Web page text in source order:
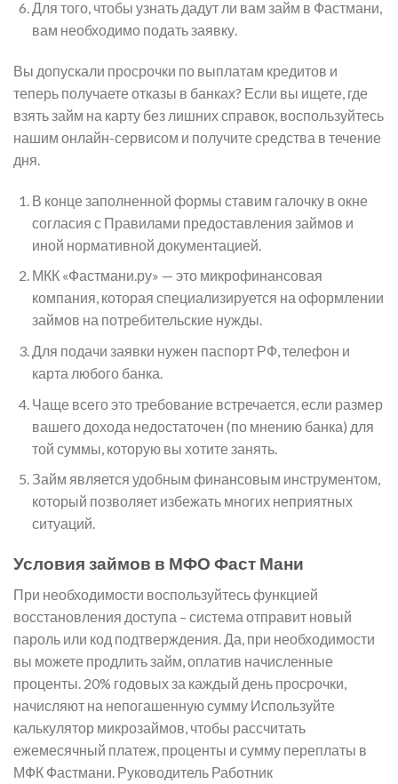
Для того, чтобы узнать дадут ли вам займ в Фастмани,
вам необходимо подать заявку.
Вы допускали просрочки по выплатам кредитов и
теперь получаете отказы в банках? Если вы ищете, где
взять займ на карту без лишних справок, воспользуйтесь
нашим онлайн-сервисом и получите средства в течение
дня.
В конце заполненной формы ставим галочку в окне
согласия с Правилами предоставления займов и
иной нормативной документацией.
МКК «Фастмани.ру» — это микрофинансовая
компания, которая специализируется на оформлении
займов на потребительские нужды.
Для подачи заявки нужен паспорт РФ, телефон и
карта любого банка.
Чаще всего это требование встречается, если размер
вашего дохода недостаточен (по мнению банка) для
той суммы, которую вы хотите занять.
Займ является удобным финансовым инструментом,
который позволяет избежать многих неприятных
ситуаций.
Условия займов в МФО Фаст Мани
При необходимости воспользуйтесь функцией
восстановления доступа – система отправит новый
пароль или код подтверждения. Да, при необходимости
вы можете продлить займ, оплатив начисленные
проценты. 20% годовых за каждый день просрочки,
начисляют на непогашенную сумму Используйте
калькулятор микрозаймов, чтобы рассчитать
ежемесячный платеж, проценты и сумму переплаты в
МФК Фастмани. Руководитель Работник